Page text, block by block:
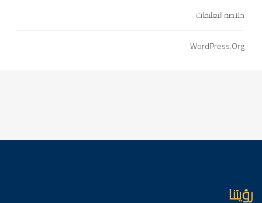
خلاصة التعليقات
WordPress.org
رؤيتنا